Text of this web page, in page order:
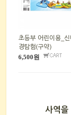
초등부 어린이용_
경탐험(구약)
6,500원
사역을